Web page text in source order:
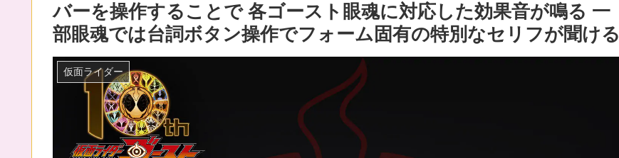
バーを操作することで 各ゴースト眼魂に対応した効果音が鳴る 一
部眼魂では台詞ボタン操作でフォーム固有の特別なセリフが聞ける
仮面ライダー